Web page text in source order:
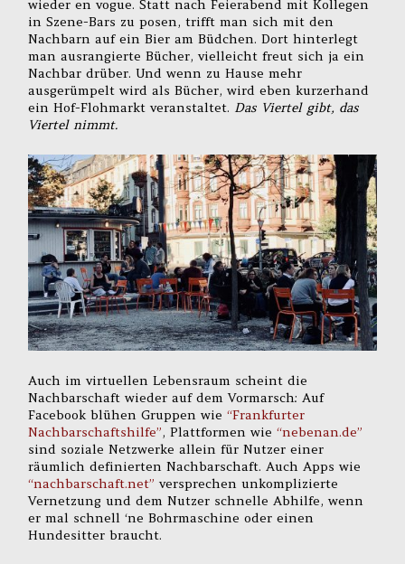
wieder en vogue. Statt nach Feierabend mit Kollegen
in Szene-Bars zu posen, trifft man sich mit den
Nachbarn auf ein Bier am Büdchen. Dort hinterlegt
man ausrangierte Bücher, vielleicht freut sich ja ein
Nachbar drüber. Und wenn zu Hause mehr
ausgerümpelt wird als Bücher, wird eben kurzerhand
ein Hof-Flohmarkt veranstaltet. Das Viertel gibt, das
Viertel nimmt.
Auch im virtuellen Lebensraum scheint die
Nachbarschaft wieder auf dem Vormarsch: Auf
Facebook blühen Gruppen wie“Frankfurter
Nachbarschaftshilfe”, Plattformen wie “nebenan.de”
sind soziale Netzwerke allein für Nutzer einer
räumlich definierten Nachbarschaft. Auch Apps wie
“nachbarschaft.net” versprechen unkomplizierte
Vernetzung und dem Nutzer schnelle Abhilfe, wenn
er mal schnell ‘ne Bohrmaschine oder einen
Hundesitter braucht.